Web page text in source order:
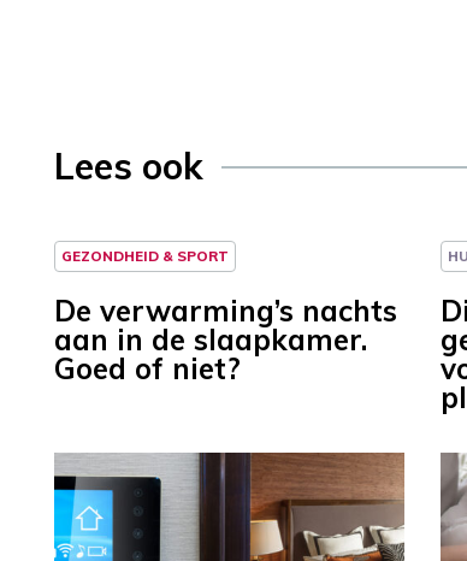
Lees ook
GEZONDHEID & SPORT
De verwarming’s nachts
aan in de slaapkamer.
Goed of niet?